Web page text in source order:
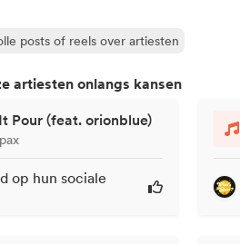
posts of reels over artiesten
artiesten onlangs kansen
Pour (feat. orionblue)
op hun sociale